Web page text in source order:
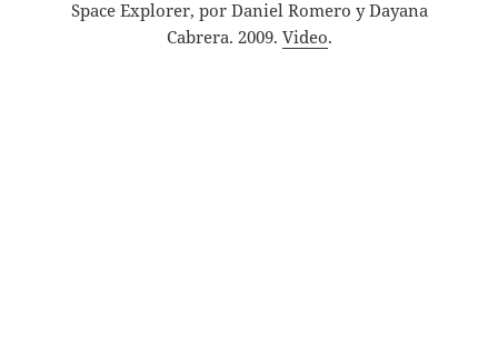
Space Explorer, por Daniel Romero y Dayana
Cabrera. 2009. Video.